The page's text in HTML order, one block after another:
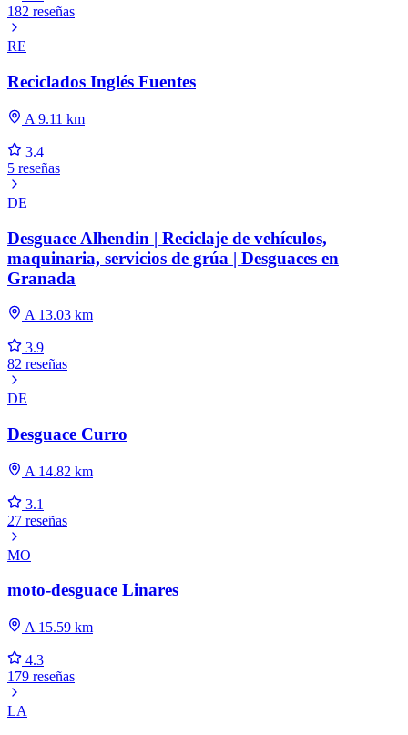
182 reseñas
RE
Reciclados Inglés Fuentes
A 9.11 km
3.4
5 reseñas
DE
Desguace Alhendin | Reciclaje de vehículos,
maquinaria, servicios de grúa | Desguaces en
Granada
A 13.03 km
3.9
82 reseñas
DE
Desguace Curro
A 14.82 km
3.1
27 reseñas
MO
moto-desguace Linares
A 15.59 km
4.3
179 reseñas
LA